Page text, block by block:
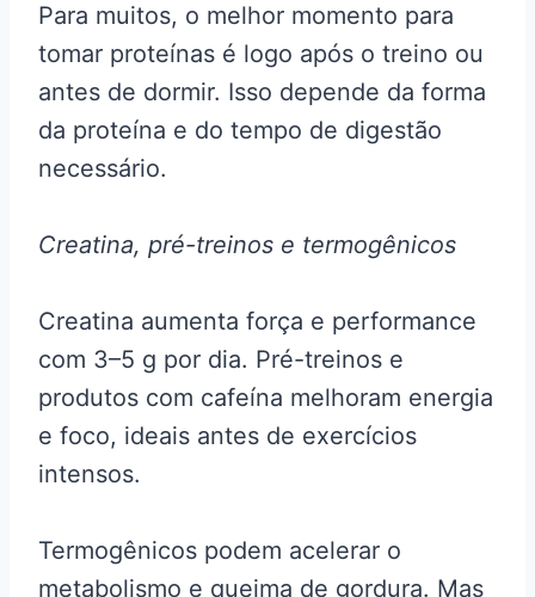
Para muitos, o melhor momento para
tomar proteínas é logo após o treino ou
antes de dormir. Isso depende da forma
da proteína e do tempo de digestão
necessário.
Creatina, pré-treinos e termogênicos
Creatina aumenta força e performance
com 3–5 g por dia. Pré-treinos e
produtos com cafeína melhoram energia
e foco, ideais antes de exercícios
intensos.
Termogênicos podem acelerar o
metabolismo e queima de gordura. Mas